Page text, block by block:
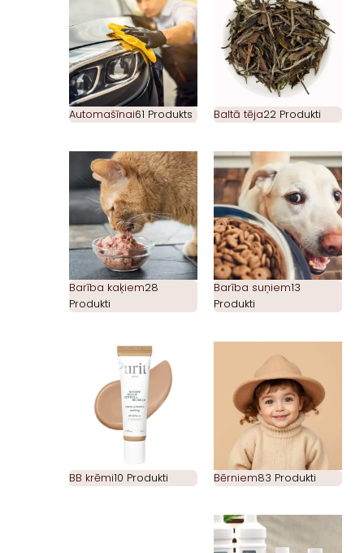
Automašīnai61 Produkts Baltā tēja22 Produkti
Barība kaķiem28
Produkti
Barība suņiem13
Produkti
BB krēmi10 Produkti Bērniem83 Produkti